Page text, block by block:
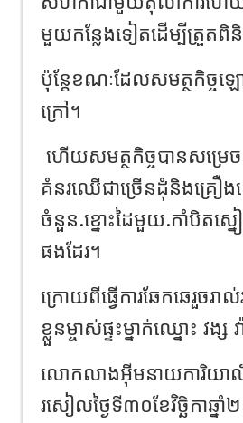
មួយកន្លែងទៀតដើម្បីត្រួតពិ
ប៉ុន្ដែខណៈដែលសមត្ថកិច្ចឡោ
ក្រៅ។
ហើយសមត្ថកិច្ចបានសម្រ
គំនរឈើជាច្រើនដុំនិងគ្រឿ
ចំនួន.ខ្នោះដៃមួយ.កាំបិត
ផងដែរ។
ក្រោយពីធ្វើការឆែកឆេរួចរ
ខ្លួនម្ចាស់ផ្ទះម្នាក់ឈ្នោះ វ
លោកលាងអុីមនាយការិយាល័យ
រសៀលថ្ងៃទី៣០ខែវិច្ឆិកាឆ្